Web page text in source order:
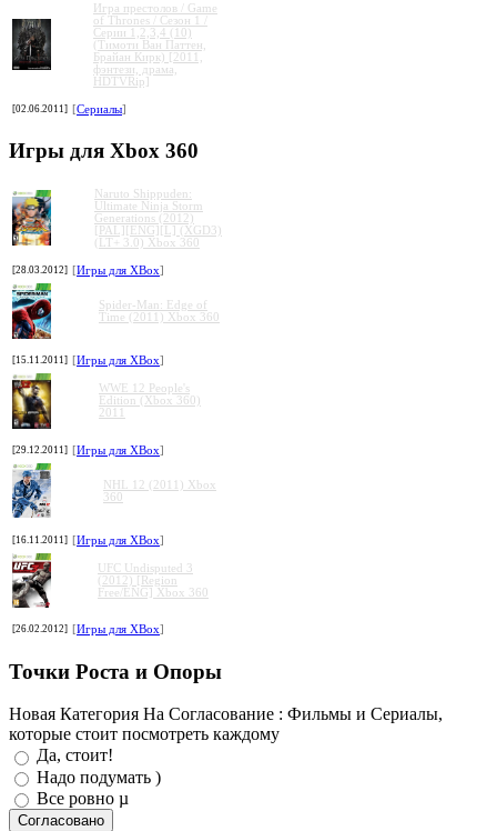
Игра престолов / Game
of Thrones / Сезон 1 /
Серии 1,2,3,4 (10)
(Тимоти Ван Паттен,
Брайан Кирк) [2011,
фэнтези, драма,
HDTVRip]
[02.06.2011] [Сериалы]
Игры для Xbox 360
Naruto Shippuden:
Ultimate Ninja Storm
Generations (2012)
[PAL][ENG][L] (XGD3)
(LT+ 3.0) Xbox 360
[28.03.2012] [Игры для XBox]
Spider-Man: Edge of
Time (2011) Xbox 360
[15.11.2011] [Игры для XBox]
WWE 12 People's
Edition (Xbox 360)
2011
[29.12.2011] [Игры для XBox]
NHL 12 (2011) Xbox
360
[16.11.2011] [Игры для XBox]
UFC Undisputed 3
(2012) [Region
Free/ENG] Xbox 360
[26.02.2012] [Игры для XBox]
Точки Роста и Опоры
Новая Категория На Согласование : Фильмы и Сериалы,
которые стоит посмотреть каждому
Да, стоит!
Надо подумать )
Все ровно µ